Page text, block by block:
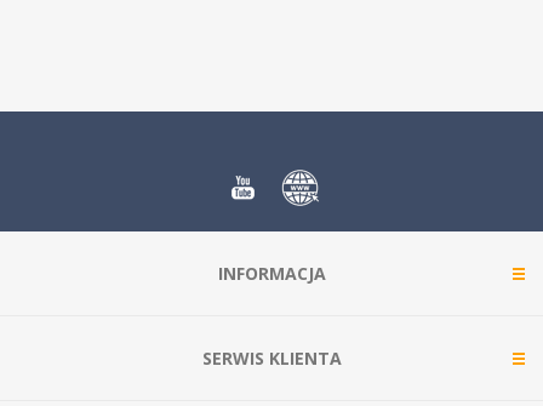
INFORMACJA
SERWIS KLIENTA